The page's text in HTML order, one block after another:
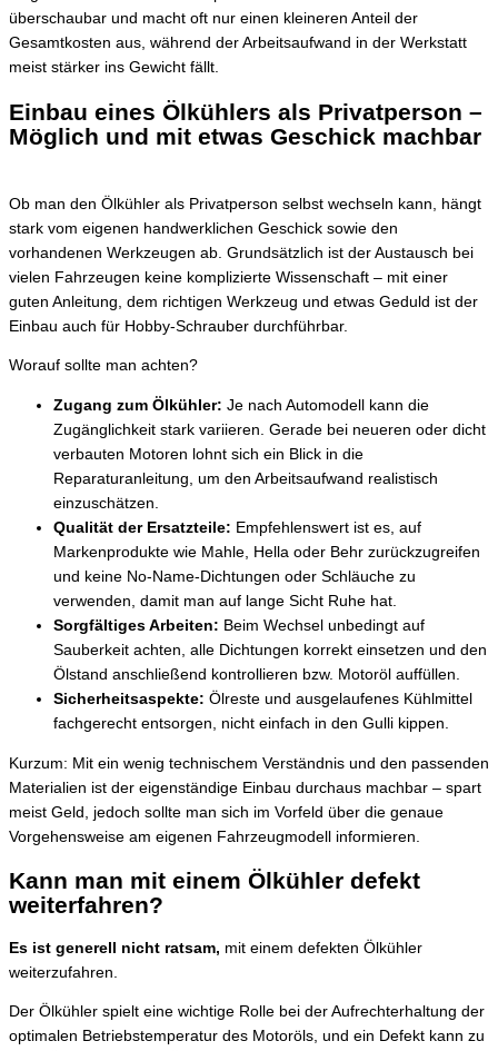
überschaubar und macht oft nur einen kleineren Anteil der
Gesamtkosten aus, während der Arbeitsaufwand in der Werkstatt
meist stärker ins Gewicht fällt.
Einbau eines Ölkühlers als Privatperson –
Möglich und mit etwas Geschick machbar
Ob man den Ölkühler als Privatperson selbst wechseln kann, hängt
stark vom eigenen handwerklichen Geschick sowie den
vorhandenen Werkzeugen ab. Grundsätzlich ist der Austausch bei
vielen Fahrzeugen keine komplizierte Wissenschaft – mit einer
guten Anleitung, dem richtigen Werkzeug und etwas Geduld ist der
Einbau auch für Hobby-Schrauber durchführbar.
Worauf sollte man achten?
Zugang zum Ölkühler: Je nach Automodell kann die
Zugänglichkeit stark variieren. Gerade bei neueren oder dicht
verbauten Motoren lohnt sich ein Blick in die
Reparaturanleitung, um den Arbeitsaufwand realistisch
einzuschätzen.
Qualität der Ersatzteile: Empfehlenswert ist es, auf
Markenprodukte wie Mahle, Hella oder Behr zurückzugreifen
und keine No-Name-Dichtungen oder Schläuche zu
verwenden, damit man auf lange Sicht Ruhe hat.
Sorgfältiges Arbeiten: Beim Wechsel unbedingt auf
Sauberkeit achten, alle Dichtungen korrekt einsetzen und den
Ölstand anschließend kontrollieren bzw. Motoröl auffüllen.
Sicherheitsaspekte: Ölreste und ausgelaufenes Kühlmittel
fachgerecht entsorgen, nicht einfach in den Gulli kippen.
Kurzum: Mit ein wenig technischem Verständnis und den passenden
Materialien ist der eigenständige Einbau durchaus machbar – spart
meist Geld, jedoch sollte man sich im Vorfeld über die genaue
Vorgehensweise am eigenen Fahrzeugmodell informieren.
Kann man mit einem Ölkühler defekt
weiterfahren?
Es ist generell nicht ratsam, mit einem defekten Ölkühler
weiterzufahren.
Der Ölkühler spielt eine wichtige Rolle bei der Aufrechterhaltung der
optimalen Betriebstemperatur des Motoröls, und ein Defekt kann zu